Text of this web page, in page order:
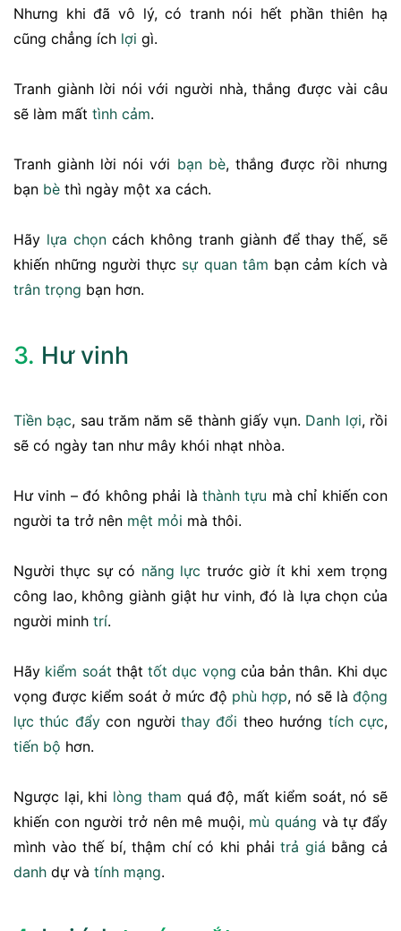
Nhưng khi đã vô lý, có tranh nói hết phần thiên hạ
cũng chẳng ích lợi gì.
Tranh giành lời nói với người nhà, thắng được vài câu
sẽ làm mất tình cảm.
Tranh giành lời nói với bạn bè, thắng được rồi nhưng
bạn bè thì ngày một xa cách.
Hãy lựa chọncách không tranh giành để thay thế, sẽ
khiến những người thực sự quan tâm bạn cảm kích và
trân trọng bạn hơn.
3. Hư vinh
Tiền bạc, sau trăm năm sẽ thành giấy vụn. Danh lợi, rồi
sẽ có ngày tan như mây khói nhạt nhòa.
Hư vinh – đó không phải là thành tựu mà chỉ khiến con
người ta trở nên mệt mỏi mà thôi.
Người thực sự có năng lực trước giờ ít khi xem trọng
công lao, không giành giật hư vinh, đó là lựa chọn của
người minh trí.
Hãy kiểm soát thậttốt dục vọng của bản thân. Khi dục
vọng được kiểm soát ở mức độ phù hợp, nó sẽ là động
lực thúc đẩycon ngườithay đổi theo hướng tích cực,
tiến bộ hơn.
Ngược lại, khi lòng tham quá độ, mất kiểm soát, nó sẽ
khiến con người trở nên mê muội, mù quáng và tự đẩy
mình vào thế bí, thậm chí có khi phảitrả giá bằng cả
danh dự và tính mạng.